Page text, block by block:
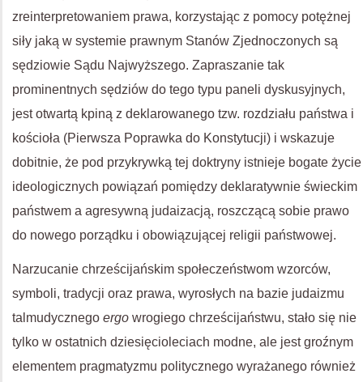
zreinterpretowaniem prawa, korzystając z pomocy potężnej
siły jaką w systemie prawnym Stanów Zjednoczonych są
sędziowie Sądu Najwyższego. Zapraszanie tak
prominentnych sędziów do tego typu paneli dyskusyjnych,
jest otwartą kpiną z deklarowanego tzw. rozdziału państwa i
kościoła (Pierwsza Poprawka do Konstytucji) i wskazuje
dobitnie, że pod przykrywką tej doktryny istnieje bogate życie
ideologicznych powiązań pomiędzy deklaratywnie świeckim
państwem a agresywną judaizacją, roszczącą sobie prawo
do nowego porządku i obowiązującej religii państwowej.
Narzucanie chrześcijańskim społeczeństwom wzorców,
symboli, tradycji oraz prawa, wyrosłych na bazie judaizmu
talmudycznego ergo wrogiego chrześcijaństwu, stało się nie
tylko w ostatnich dziesięcioleciach modne, ale jest groźnym
elementem pragmatyzmu politycznego wyrażanego również